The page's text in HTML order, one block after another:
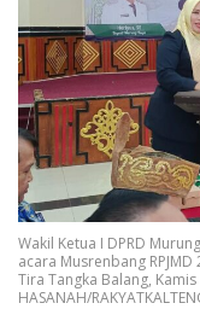
Wakil Ketua I DPRD
acara Musrenbang
Tira Tangka Balang,
HASANAH/